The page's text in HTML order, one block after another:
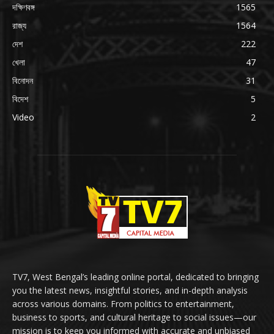
দক্ষিণবঙ্গ
1565
রাজ্য
1564
দেশ
222
খেলা
47
বিনোদন
31
বিদেশ
5
Video
2
TV7, West Bengal’s leading online portal, dedicated to bringing
you the latest news, insightful stories, and in-depth analysis
across various domains. From politics to entertainment,
business to sports, and cultural heritage to social issues—our
mission is to keep you informed with accurate and unbiased